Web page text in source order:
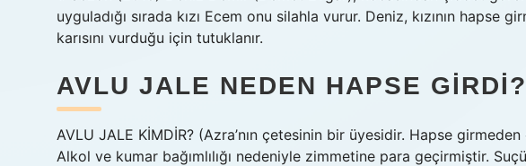
uyguladığı sırada kızı Ecem onu ​​silahla vurur. Deniz, kızının hapse
karısını vurduğu için tutuklanır.
AVLU JALE NEDEN HAPSE GIRDI?
AVLU JALE KİMDİR? (Azra’nın çetesinin bir üyesidir. Hapse
Alkol ve kumar bağımlılığı nedeniyle zimmetine para geçirmiştir.